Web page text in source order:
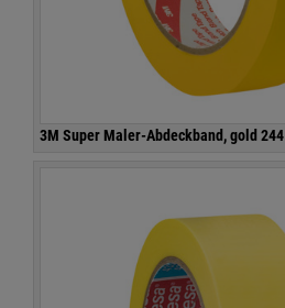
3M Super Maler-Abdeckband, gold 244